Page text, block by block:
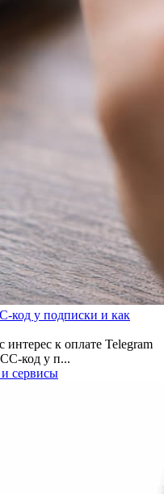
код у подписки и как
к оплате Telegram
код у п...
сервисы